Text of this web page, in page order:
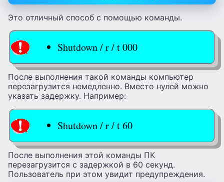
Это отличный способ с помощью команды.
Shutdown / r / t 000
После выполнения такой команды компьютер
перезагрузится немедленно. Вместо нулей можно
указать задержку. Например:
Shutdown / r / t 60
После выполнения этой команды ПК
перезагрузится с задержкой в ​​60 секунд.
Пользователь при этом увидит предупреждения.